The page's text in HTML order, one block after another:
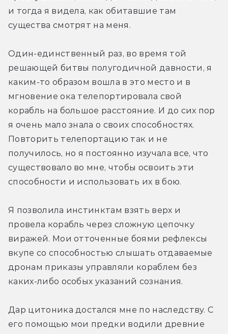
и тогда я видела, как обитавшие там
существа смотрят на меня.
Один-единственный раз, во время той
решающей битвы полугодичной давности, я
каким-то образом вошла в это место и в
мгновение ока телепортировала свой
корабль на большое расстояние. И до сих пор
я очень мало знала о своих способностях.
Повторить телепортацию так и не
получилось, но я постоянно изучала все, что
существовало во мне, чтобы освоить эти
способности и использовать их в бою.
Я позволила инстинктам взять верх и
провела корабль через сложную цепочку
виражей. Мои отточенные боями рефлексы
вкупе со способностью слышать отдаваемые
дронам приказы управляли кораблем без
каких-либо особых указаний сознания.
Дар цитоника достался мне по наследству. С
его помощью мои предки водили древние